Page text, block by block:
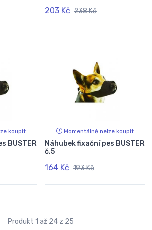
203 Kč 238 Kč
koupit
BUSTER
Momentálně nelze koupit
Náhubek fixační pes BUSTER
č.5
164 Kč 193 Kč
Produkt 1 až 24 z 25